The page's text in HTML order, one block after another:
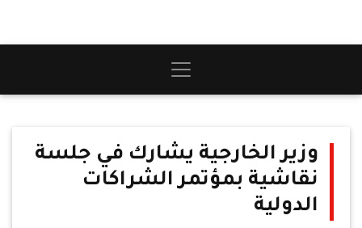
وزير الخارجية يشارك في جلسة
نقاشية بمؤتمر الشراكات
الدولية